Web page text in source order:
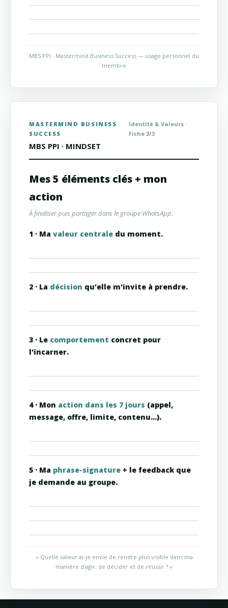
MBS PPI · Mastermind Business Success — usage personnel du
membre
MASTERMIND BUSINESS
SUCCESS
MBS PPI · MINDSET
Identité & Valeurs ·
Fiche 3/3
Mes 5 éléments clés + mon
action
À finaliser puis partager dans le groupe WhatsApp.
1 · Ma valeur centrale du moment.
2 · La décision qu'elle m'invite à prendre.
3 · Le comportement concret pour
l'incarner.
4 · Mon action dans les 7 jours (appel,
message, offre, limite, contenu…).
5 · Ma phrase-signature + le feedback que
je demande au groupe.
« Quelle valeur ai-je envie de rendre plus visible dans ma
manière d'agir, de décider et de réussir ? »